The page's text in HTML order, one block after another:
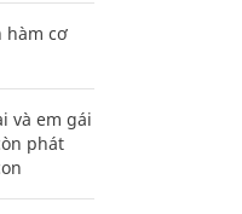
hàm cơ
và em gái
phát